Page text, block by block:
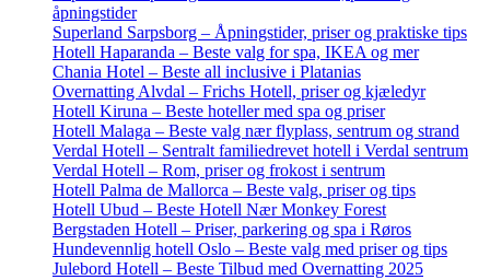
åpningstider
Superland Sarpsborg – Åpningstider, priser og praktiske tips
Hotell Haparanda – Beste valg for spa, IKEA og mer
Chania Hotel – Beste all inclusive i Platanias
Overnatting Alvdal – Frichs Hotell, priser og kjæledyr
Hotell Kiruna – Beste hoteller med spa og priser
Hotell Malaga – Beste valg nær flyplass, sentrum og strand
Verdal Hotell – Sentralt familiedrevet hotell i Verdal sentrum
Verdal Hotell – Rom, priser og frokost i sentrum
Hotell Palma de Mallorca – Beste valg, priser og tips
Hotell Ubud – Beste Hotell Nær Monkey Forest
Bergstaden Hotell – Priser, parkering og spa i Røros
Hundevennlig hotell Oslo – Beste valg med priser og tips
Julebord Hotell – Beste Tilbud med Overnatting 2025